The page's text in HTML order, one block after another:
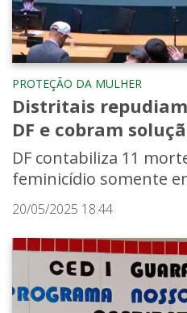
PROTEÇÃO DA MULHER
Distritais
DF e cobram
DF contabiliza 11
feminicídio somente
20/05/2025 18:44